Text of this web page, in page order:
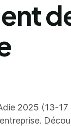
2025 (13-